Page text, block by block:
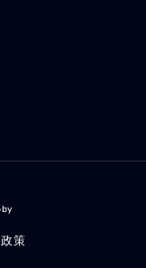
策